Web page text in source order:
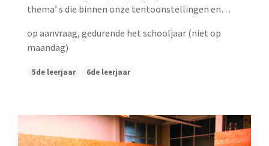
thema’ s die binnen onze tentoonstellingen en…
op aanvraag, gedurende het schooljaar (niet op
maandag)
5de leerjaar 6de leerjaar